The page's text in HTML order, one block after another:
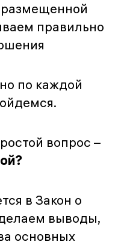
правильно
по каждой
вопрос –
в Закон о
выводы,
основных